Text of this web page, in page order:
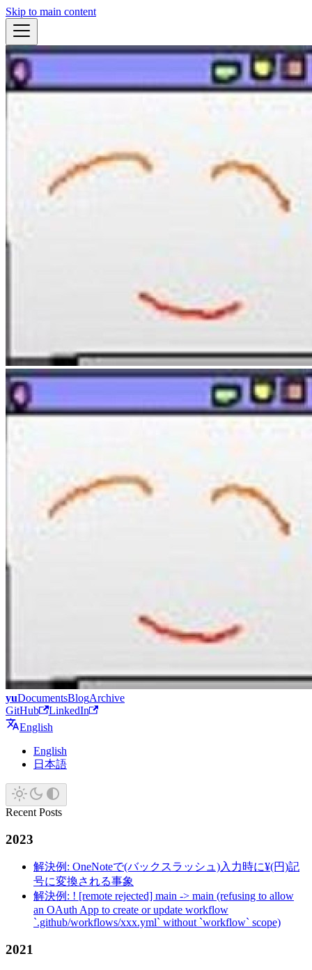
Skip to main content
yuDocumentsBlogArchive
GitHub
LinkedIn
English
English
日本語
Recent Posts
2023
解決例: OneNoteで(バックスラッシュ)入力時に¥(円)記
号に変換される事象
解決例: ! [remote rejected] main -> main (refusing to allow
an OAuth App to create or update workflow
`.github/workflows/xxx.yml` without `workflow` scope)
2021